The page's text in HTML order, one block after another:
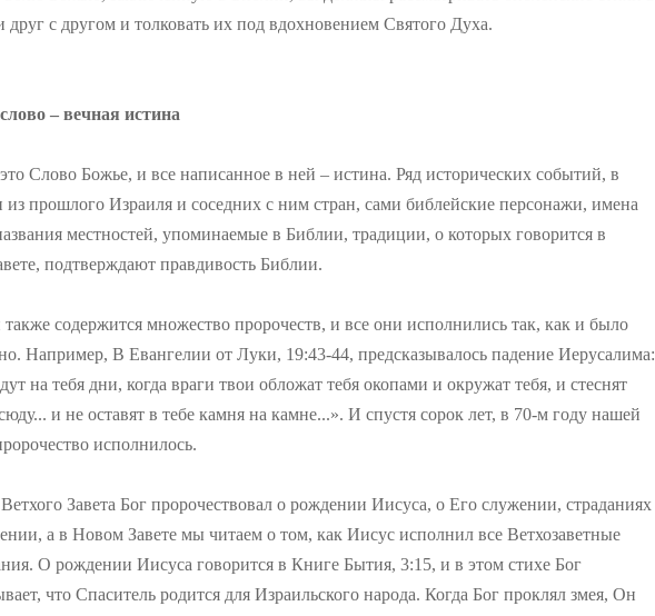
друг с другом и толковать их под вдохновением Святого Духа.
– вечная истина
Слово Божье, и все написанное в ней – истина. Ряд исторических событий, в
из прошлого Израиля и соседних с ним стран, сами библейские персонажи, имена
местностей, упоминаемые в Библии, традиции, о которых говорится в
подтверждают правдивость Библии.
содержится множество пророчеств, и все они исполнились так, как и было
Например, В Евангелии от Луки, 19:43-44, предсказывалось падение Иерусалима:
на тебя дни, когда враги твои обложат тебя окопами и окружат тебя, и стеснят
и не оставят в тебе камня на камне...». И спустя сорок лет, в 70-м году нашей
исполнилось.
Завета Бог пророчествовал о рождении Иисуса, о Его служении, страданиях
а в Новом Завете мы читаем о том, как Иисус исполнил все Ветхозаветные
О рождении Иисуса говорится в Книге Бытия, 3:15, и в этом стихе Бог
что Спаситель родится для Израильского народа. Когда Бог проклял змея, Он